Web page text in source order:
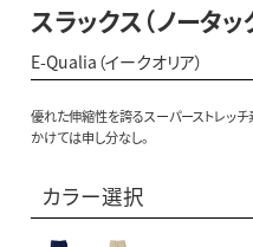
スラックス（ノータッ
E-Qualia（イークオリア）
優れた伸縮性を誇るスーパーストレッチ
かけては申し分なし。
カラー選択